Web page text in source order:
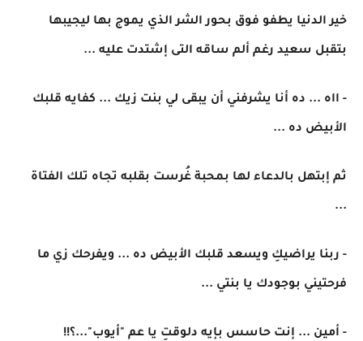
خير الدنيا يطفو فوق بحور الشر الذي يموج بها ليجيبها
بتقبل سعيد رغم ألم ساقه التى إشتدت عليه ...
- ااه ... ده أنا يشرفني أن يبقى لي بنت زيك ... كفايه قلبك
الأبيض ده ...
ثم إبتهل بالدعاء لها بمحبة غُرست بقلبه تجاه تلك الفتاة
...
- ربنا يراضيكِ ويسعد قلبك الأبيض ده ... ويفرحك زي ما
فرحتيني بوجودك يا بنتي ...
- أمين ... إنت حاسس بإيه دلوقتِ يا عم "أيوب"...؟!!